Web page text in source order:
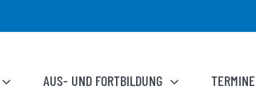
AUS- UND FORTBILDUNG TERMINE